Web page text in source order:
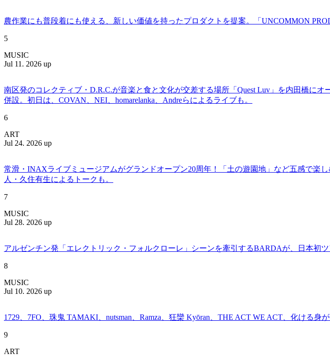
農作業にも普段着にも使える、新しい価値を持ったプロダクトを提案。「UNCOMMON
5
MUSIC
Jul 11. 2026 up
南区発のコレクティブ・D.R.C.が⾳楽と⾷と⽂化が交差する場所「Quest Luv」を内田橋に
併設。初日は、COVAN、NEI、homarelanka、Andreらによるライブも。
6
ART
Jul 24. 2026 up
常滑・INAXライブミュージアムがグランドオープン20周年！「土の遊園地」など五感で楽
人・久住有生によるトークも。
7
MUSIC
Jul 28. 2026 up
アルゼンチン発「エレクトリック・フォルクローレ」シーンを牽引するBARDAが、日本初
8
MUSIC
Jul 10. 2026 up
1729、7FO、珠鬼 TAMAKI、nutsman、Ramza、狂欒 Kyōran、THE ACT WE ACT、化ける身が
9
ART